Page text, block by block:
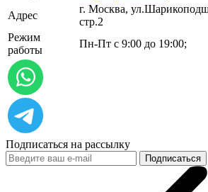
Адрес
г. Москва,
стр.2
Режим
работы
Пн-Пт с 9:00 до 19:00;
Подписаться на рассылку
Подписаться